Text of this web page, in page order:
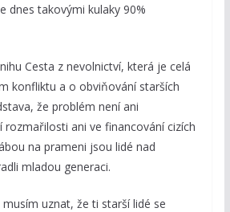
dnes takovými kulaky 90%
Cesta z nevolnictví, která je celá
konfliktu a o obviňování starších
že problém není ani
rozmařilosti ani ve financování cizích
na prameni jsou lidé nad
mladou generaci.
uznat, že ti starší lidé se